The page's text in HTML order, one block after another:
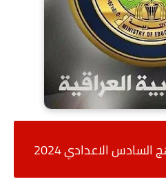
الاعدادي 2024